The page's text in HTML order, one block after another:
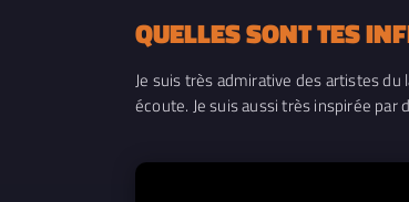
QUELLES SONT TES
Je suis très admirative des artistes
écoute. Je suis aussi très inspirée